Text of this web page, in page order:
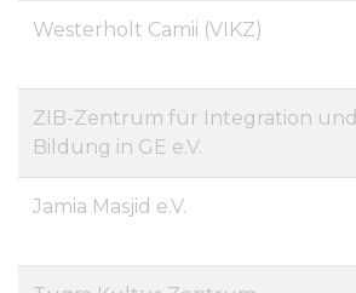
Westerholt Camii (VIKZ)
ZIB-Zentrum für Integration und
Bildung in GE e.V.
Jamia Masjid e.V.